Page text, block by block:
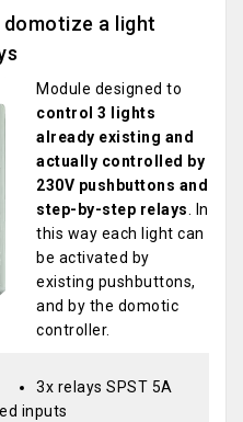
domotize a light
Module designed to
control 3 lights
already existing and
actually controlled by
230V pushbuttons and
step-by-step relays . In
this way each light can
be activated by
existing pushbuttons,
and by the domotic
controller.
3x relays SPST 5A
inputs